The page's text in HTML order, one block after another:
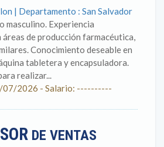
| Departamento : San Salvador
masculino. Experiencia
áreas de producción farmacéutica,
Conocimiento deseable en
tabletera y encapsuladora.
realizar...
07/2026 - Salario: ----------
DE VENTAS